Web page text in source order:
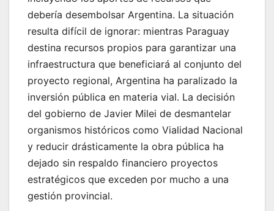
debería desembolsar Argentina. La situación
resulta difícil de ignorar: mientras Paraguay
destina recursos propios para garantizar una
infraestructura que beneficiará al conjunto del
proyecto regional, Argentina ha paralizado la
inversión pública en materia vial. La decisión
del gobierno de Javier Milei de desmantelar
organismos históricos como Vialidad Nacional
y reducir drásticamente la obra pública ha
dejado sin respaldo financiero proyectos
estratégicos que exceden por mucho a una
gestión provincial.